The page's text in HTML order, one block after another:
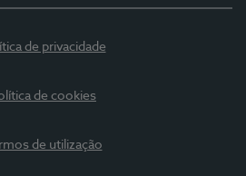
de privacidade
de cookies
de utilização